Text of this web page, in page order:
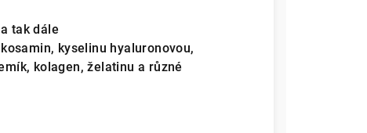
tak dále
kyselinu hyaluronovou,
kolagen, želatinu a různé